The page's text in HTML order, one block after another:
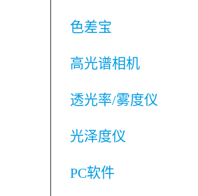
色差宝
高光谱相机
透光率/雾度仪
光泽度仪
PC软件